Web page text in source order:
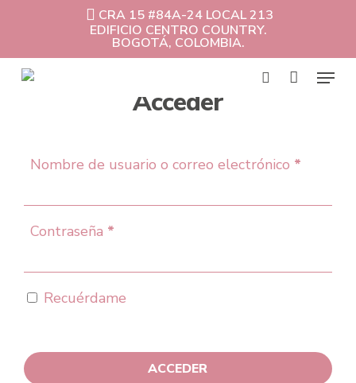
content
CRA 15 #84A-24 LOCAL 213
EDIFICIO CENTRO COUNTRY.
BOGOTÁ, COLOMBIA.
Menu
Cart
Acceder
Nombre de usuario o correo electrónico *
Contraseña *Obligatorio
Recuérdame
ACCEDER